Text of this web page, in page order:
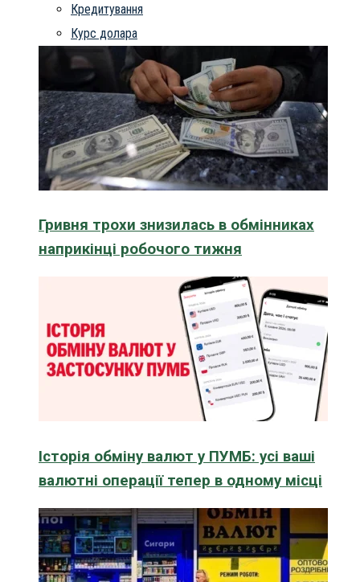
Кредитування
Курс долара
Гривня трохи знизилась в обмінниках
наприкінці робочого тижня
Історія обміну валют у ПУМБ: усі ваші
валютні операції тепер в одному місці